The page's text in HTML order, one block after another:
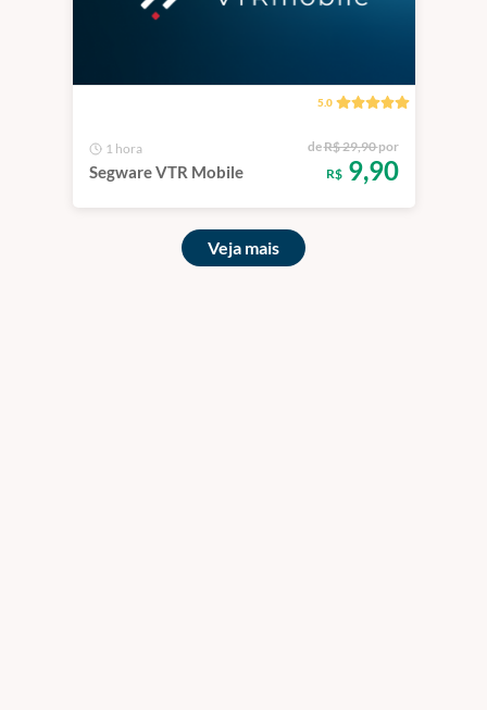
5.0
1 hora
Segware VTR Mobile
deR$ 29,90por
R$9,90
Veja mais